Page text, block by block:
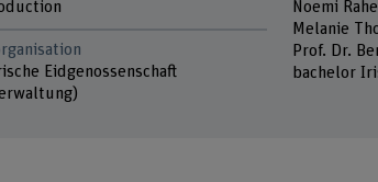
Eidgenossenschaft
Noemi
Melanie
Prof. Dr.
bachelor